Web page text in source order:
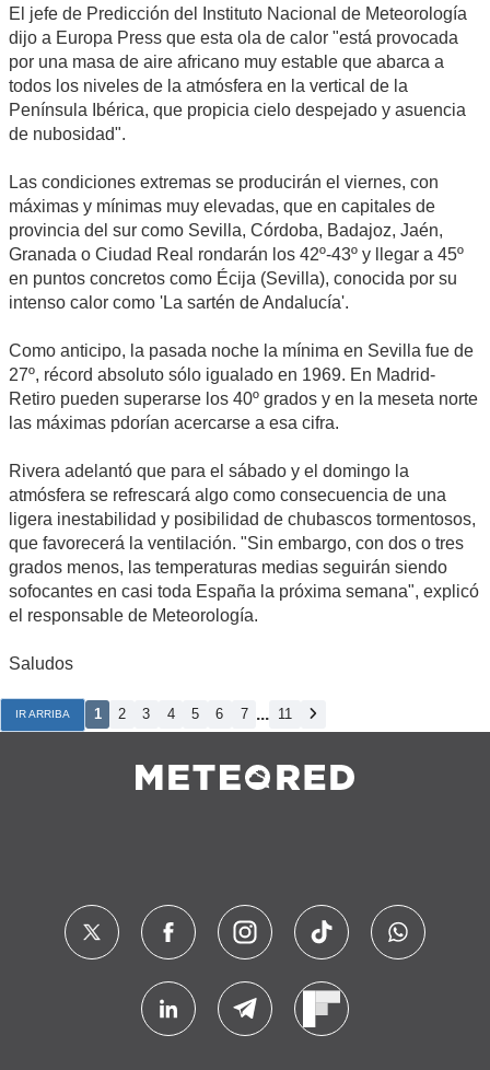
El jefe de Predicción del Instituto Nacional de Meteorología
dijo a Europa Press que esta ola de calor "está provocada
por una masa de aire africano muy estable que abarca a
todos los niveles de la atmósfera en la vertical de la
Península Ibérica, que propicia cielo despejado y asuencia
de nubosidad".
Las condiciones extremas se producirán el viernes, con
máximas y mínimas muy elevadas, que en capitales de
provincia del sur como Sevilla, Córdoba, Badajoz, Jaén,
Granada o Ciudad Real rondarán los 42º-43º y llegar a 45º
en puntos concretos como Écija (Sevilla), conocida por su
intenso calor como 'La sartén de Andalucía'.
Como anticipo, la pasada noche la mínima en Sevilla fue de
27º, récord absoluto sólo igualado en 1969. En Madrid-
Retiro pueden superarse los 40º grados y en la meseta norte
las máximas pdorían acercarse a esa cifra.
Rivera adelantó que para el sábado y el domingo la
atmósfera se refrescará algo como consecuencia de una
ligera inestabilidad y posibilidad de chubascos tormentosos,
que favorecerá la ventilación. "Sin embargo, con dos o tres
grados menos, las temperaturas medias seguirán siendo
sofocantes en casi toda España la próxima semana", explicó
el responsable de Meteorología.
Saludos
IR ARRIBA 1 2 3 4 5 6 7 ... 11